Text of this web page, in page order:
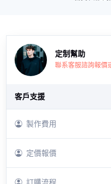
定制幫助
聯系客服諮詢報價
客戶支援
製作費用
定價報價